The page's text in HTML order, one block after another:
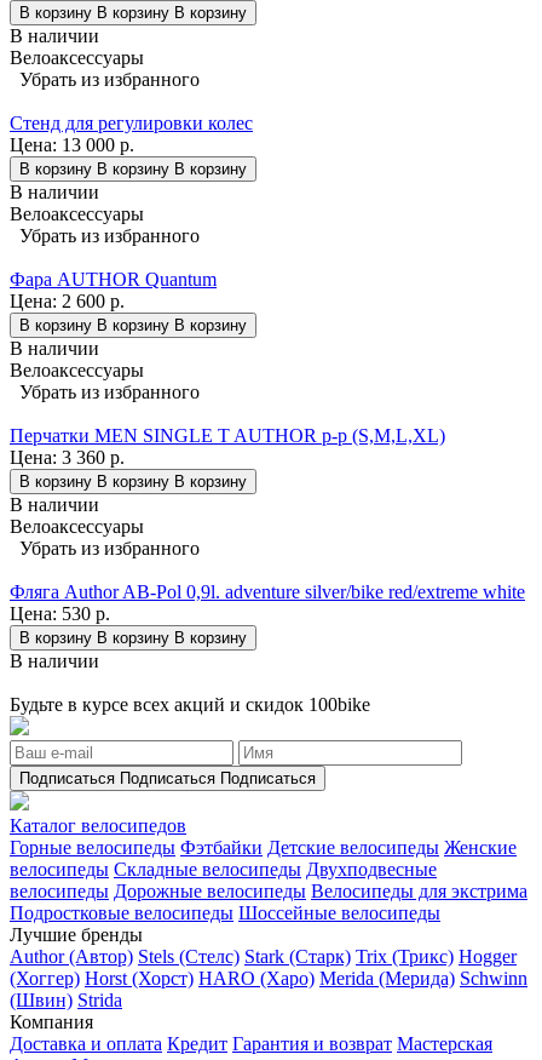
В корзину В корзину В корзину
В наличии
Велоаксессуары
Убрать из избранного
Стенд для регулировки колес
Цена: 13 000 р.
В корзину В корзину В корзину
В наличии
Велоаксессуары
Убрать из избранного
Фара AUTHOR Quantum
Цена: 2 600 р.
В корзину В корзину В корзину
В наличии
Велоаксессуары
Убрать из избранного
Перчатки MEN SINGLE T AUTHOR p-p (S,M,L,XL)
Цена: 3 360 р.
В корзину В корзину В корзину
В наличии
Велоаксессуары
Убрать из избранного
Фляга Author AB-Pol 0,9l. adventure silver/bike red/extreme white
Цена: 530 р.
В корзину В корзину В корзину
В наличии
Будьте в курсе всех акций и скидок 100bike
Подписаться Подписаться Подписаться
Каталог велосипедов
Горные велосипеды Фэтбайки Детские велосипеды Женские
велосипеды Складные велосипеды Двухподвесные
велосипеды Дорожные велосипеды Велосипеды для экстрима
Подростковые велосипеды Шоссейные велосипеды
Лучшие бренды
Author (Автор) Stels (Стелс) Stark (Старк) Trix (Трикс) Hogger
(Хоггер) Horst (Хорст) HARO (Харо) Merida (Мерида) Schwinn
(Швин) Strida
Компания
Доставка и оплата Кредит Гарантия и возврат Мастерская